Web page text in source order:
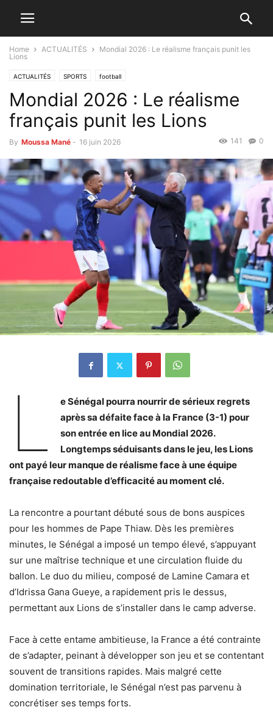
Home ACTUALITÉS
Mondial 2026 : Le réalisme français punit les
Lions
ACTUALITÉS SPORTS football
Mondial 2026 : Le réalisme
français punit les Lions
By Moussa Mané - 16 juin 2026 0
141
L
e Sénégal pourra nourrir de sérieux regrets
après sa défaite face à la France (3-1) pour
son entrée en lice au Mondial 2026.
Longtemps séduisants dans le jeu, les Lions
ont payé leur manque de réalisme face à une équipe
française redoutable d’efficacité au moment clé.
La rencontre a pourtant débuté sous de bons auspices
pour les hommes de Pape Thiaw. Dès les premières
minutes, le Sénégal a imposé un tempo élevé, s’appuyant
sur une maîtrise technique et une circulation fluide du
ballon. Le duo du milieu, composé de Lamine Camara et
d’Idrissa Gana Gueye, a rapidement pris le dessus,
permettant aux Lions de s’installer dans le camp adverse.
Face à cette entame ambitieuse, la France a été contrainte
de s’adapter, peinant à développer son jeu et se contentant
souvent de transitions rapides. Mais malgré cette
domination territoriale, le Sénégal n’est pas parvenu à
concrétiser ses temps forts.